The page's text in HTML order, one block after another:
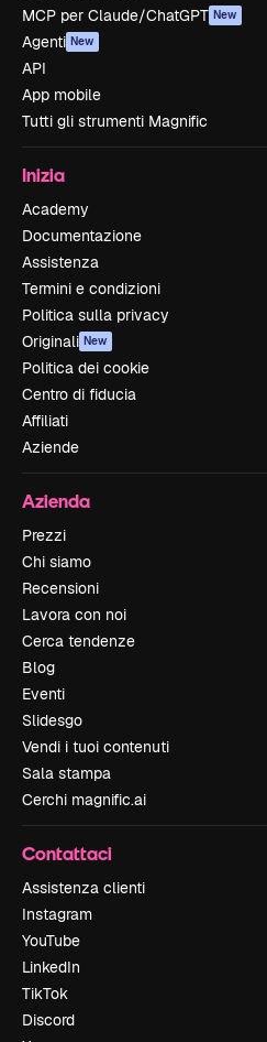
MCP per Claude/ChatGPT New
Agenti New
API
App mobile
Tutti gli strumenti Magnific
Inizia
Academy
Documentazione
Assistenza
Termini e condizioni
Politica sulla privacy
Originali New
Politica dei cookie
Centro di fiducia
Affiliati
Aziende
Azienda
Prezzi
Chi siamo
Recensioni
Lavora con noi
Cerca tendenze
Blog
Eventi
Slidesgo
Vendi i tuoi contenuti
Sala stampa
Cerchi magnific.ai
Contattaci
Assistenza clienti
Instagram
YouTube
LinkedIn
TikTok
Discord